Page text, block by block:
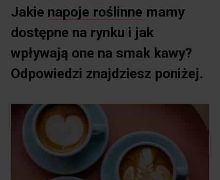
Jakie napoje roślinne mamy
dostępne na rynku i jak
wpływają one na smak kawy?
Odpowiedzi znajdziesz poniżej.